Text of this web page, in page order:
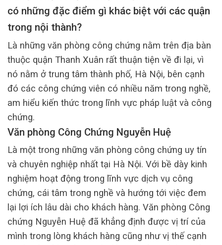
có những đặc điểm gì khác biệt với các quận
trong nội thành?
Là những văn phòng công chứng nằm trên địa bàn
thuộc quận Thanh Xuân rất thuận tiện về đi lại, vì
nó nằm ở trung tâm thành phố, Hà Nội, bên cạnh
đó các công chứng viên có nhiều năm trong nghề,
am hiểu kiến thức trong lĩnh vực pháp luật và công
chứng.
Văn phòng Công Chứng Nguyễn Huệ
Là một trong những văn phòng công chứng uy tín
và chuyên nghiệp nhất tại Hà Nội. Với bề dày kinh
nghiệm hoạt động trong lĩnh vực dịch vụ công
chứng, cái tâm trong nghề và hướng tới việc đem
lại lợi ích lâu dài cho khách hàng. Văn phòng Công
chứng Nguyễn Huệ đã khẳng định được vị trí của
mình trong lòng khách hàng cũng như vị thế cạnh